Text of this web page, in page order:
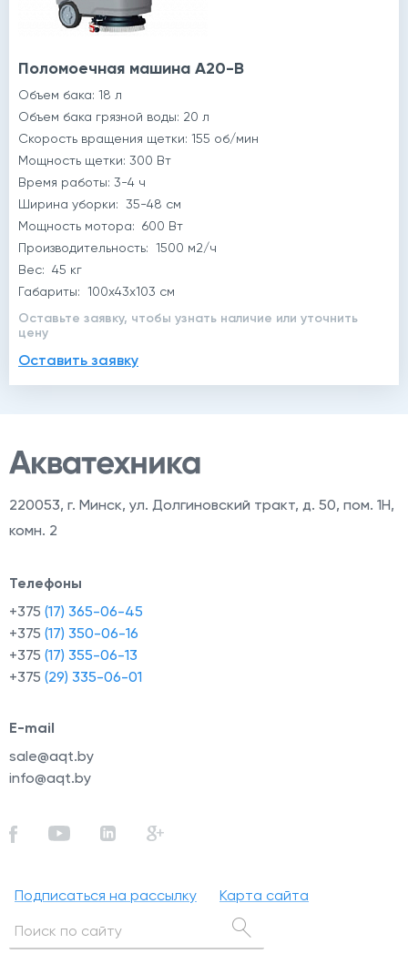
Поломоечная машина A20-B
Объем бака: 18 л
Объем бака грязной воды: 20 л
Скорость вращения щетки: 155 об/мин
Мощность щетки: 300 Вт
Время работы: 3-4 ч
Ширина уборки: 35-48 см
Мощность мотора: 600 Вт
Производительность: 1500 м2/ч
Вес: 45 кг
Габариты: 100x43x103 см
Оставьте заявку, чтобы узнать наличие или уточнить
цену
Оставить заявку
220053, г. Минск, ул. Долгиновский тракт, д. 50, пом. 1Н,
комн. 2
Телефоны
+375 (17) 365-06-45
+375 (17) 350-06-16
+375 (17) 355-06-13
+375 (29) 335-06-01
E-mail
sale@aqt.by
info@aqt.by
Подписаться на рассылку Карта сайта